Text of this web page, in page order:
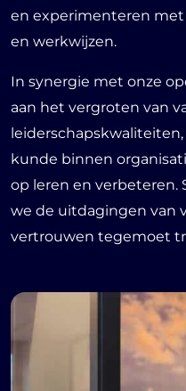
en experimenteren
en werkwijzen.
In synergie met onze
aan het vergroten van
kunde binnen
op leren en verbeteren.
we de uitdagingen van
vertrouwen tegemoet